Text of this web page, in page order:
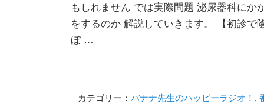
もしれません では実際問題 泌尿器科にか
をするのか 解説していきます。 【初診で
ぼ …
カテゴリー： バナナ先生のハッピーラジオ！ ,